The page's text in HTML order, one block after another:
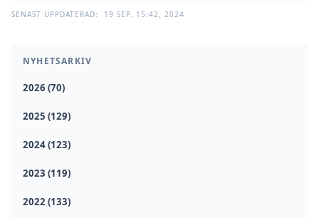
NYHETSARKIV
2026 (70)
2025 (129)
2024 (123)
2023 (119)
2022 (133)
SENAST UPPDATERAD: 19 SEP. 15:42, 2024